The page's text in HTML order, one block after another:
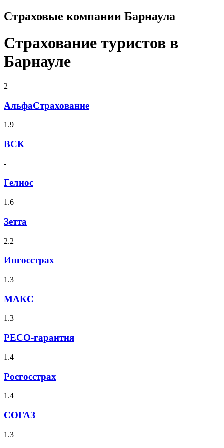
Страховые компании Барнаула
Страхование туристов в
Барнауле
2
АльфаСтрахование
1.9
ВСК
-
Гелиос
1.6
Зетта
2.2
Ингосстрах
1.3
МАКС
1.3
РЕСО-гарантия
1.4
Росгосстрах
1.4
СОГАЗ
1.3